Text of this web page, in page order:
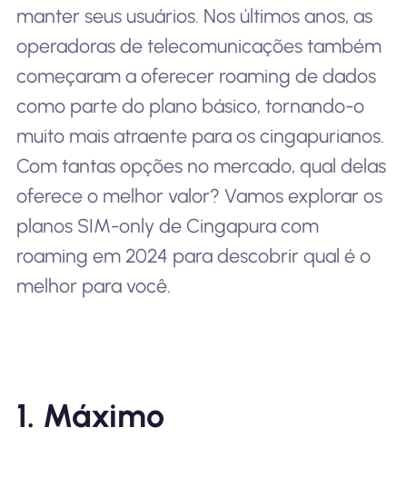
manter seus usuários. Nos últimos anos, as
operadoras de telecomunicações também
começaram a oferecer roaming de dados
como parte do plano básico, tornando-o
muito mais atraente para os cingapurianos.
Com tantas opções no mercado, qual delas
oferece o melhor valor? Vamos explorar os
planos SIM-only de Cingapura com
roaming em 2024 para descobrir qual é o
melhor para você.
1. Máximo